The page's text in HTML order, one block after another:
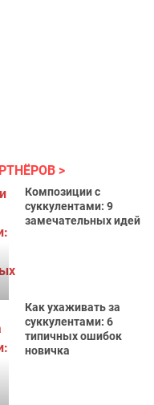
Композиции с
суккулентами: 9
замечательных идей
Как ухаживать за
суккулентами: 6
типичных ошибок
новичка